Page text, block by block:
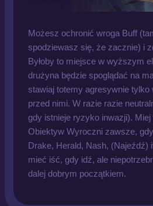
Możesz ochronić wroga Buff
spodziewasz się, że zacznie) i
Byłoby to miejsce w wyższym
drużyna będzie spoglądać na
stawiaj totemy agresywnie tylko
przed nimi. W razie razie
gdy istnieje ryzyko inwazji). Miej
Obiektyw Wyroczni zawsze,
Drake, Herald, Nash, (Najeźdź)
mieć iść, gdy idź, ale
dalej dobrym początkiem.